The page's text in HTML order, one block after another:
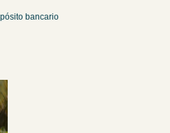
bancario